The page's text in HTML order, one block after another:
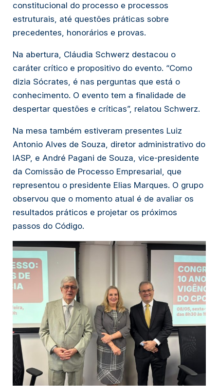
constitucional do processo e processos
estruturais, até questões práticas sobre
precedentes, honorários e provas.
Na abertura, Cláudia Schwerz destacou o
caráter crítico e propositivo do evento. “Como
dizia Sócrates, é nas perguntas que está o
conhecimento. O evento tem a finalidade de
despertar questões e críticas”, relatou Schwerz.
Na mesa também estiveram presentes Luiz
Antonio Alves de Souza, diretor administrativo do
IASP, e André Pagani de Souza, vice-presidente
da Comissão de Processo Empresarial, que
representou o presidente Elias Marques. O grupo
observou que o momento atual é de avaliar os
resultados práticos e projetar os próximos
passos do Código.